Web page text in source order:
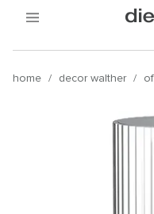
home / decor walther /